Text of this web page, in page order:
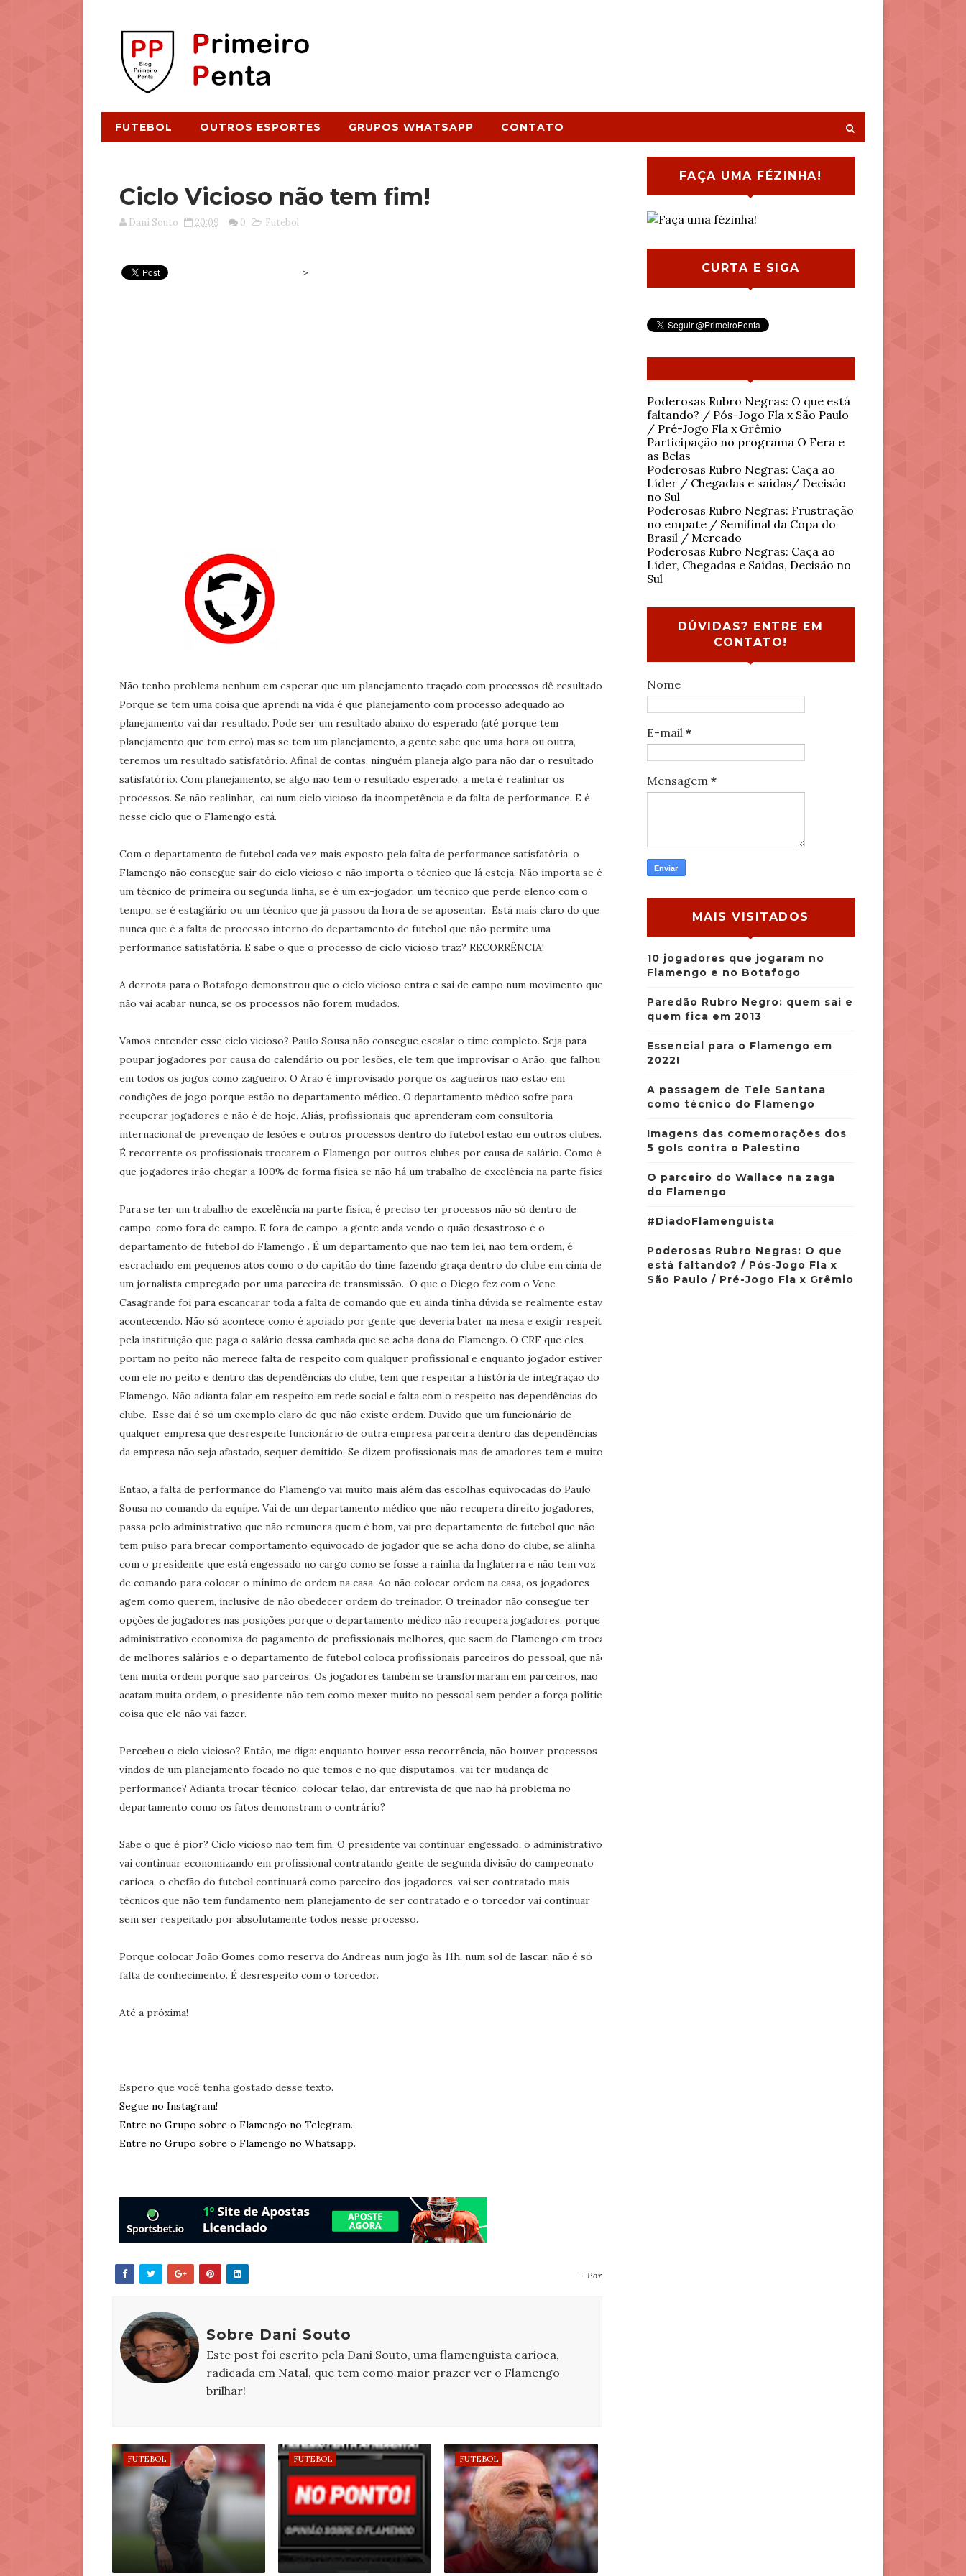
FUTEBOL OUTROS ESPORTES GRUPOS WHATSAPP CONTATO
Ciclo Vicioso não tem fim!
Dani Souto 20:09 0 Futebol
>
Não tenho problema nenhum em esperar que um planejamento traçado com processos dê resultados.
Porque se tem uma coisa que aprendi na vida é que planejamento com processo adequado ao
planejamento vai dar resultado. Pode ser um resultado abaixo do esperado (até porque tem
planejamento que tem erro) mas se tem um planejamento, a gente sabe que uma hora ou outra,
teremos um resultado satisfatório. Afinal de contas, ninguém planeja algo para não dar o resultado
satisfatório. Com planejamento, se algo não tem o resultado esperado, a meta é realinhar os
processos. Se não realinhar, cai num ciclo vicioso da incompetência e da falta de performance. E é
nesse ciclo que o Flamengo está.
Com o departamento de futebol cada vez mais exposto pela falta de performance satisfatória, o
Flamengo não consegue sair do ciclo vicioso e não importa o técnico que lá esteja. Não importa se é
um técnico de primeira ou segunda linha, se é um ex-jogador, um técnico que perde elenco com o
tempo, se é estagiário ou um técnico que já passou da hora de se aposentar. Está mais claro do que
nunca que é a falta de processo interno do departamento de futebol que não permite uma
performance satisfatória. E sabe o que o processo de ciclo vicioso traz? RECORRÊNCIA!
A derrota para o Botafogo demonstrou que o ciclo vicioso entra e sai de campo num movimento que
não vai acabar nunca, se os processos não forem mudados.
Vamos entender esse ciclo vicioso? Paulo Sousa não consegue escalar o time completo. Seja para
poupar jogadores por causa do calendário ou por lesões, ele tem que improvisar o Arão, que falhou
em todos os jogos como zagueiro. O Arão é improvisado porque os zagueiros não estão em
condições de jogo porque estão no departamento médico. O departamento médico sofre para
recuperar jogadores e não é de hoje. Aliás, profissionais que aprenderam com consultoria
internacional de prevenção de lesões e outros processos dentro do futebol estão em outros clubes.
É recorrente os profissionais trocarem o Flamengo por outros clubes por causa de salário. Como é
que jogadores irão chegar a 100% de forma física se não há um trabalho de excelência na parte física?
Para se ter um trabalho de excelência na parte física, é preciso ter processos não só dentro de
campo, como fora de campo. E fora de campo, a gente anda vendo o quão desastroso é o
departamento de futebol do Flamengo . É um departamento que não tem lei, não tem ordem, é
escrachado em pequenos atos como o do capitão do time fazendo graça dentro do clube em cima de
um jornalista empregado por uma parceira de transmissão. O que o Diego fez com o Vene
Casagrande foi para escancarar toda a falta de comando que eu ainda tinha dúvida se realmente estava
acontecendo. Não só acontece como é apoiado por gente que deveria bater na mesa e exigir respeito
pela instituição que paga o salário dessa cambada que se acha dona do Flamengo. O CRF que eles
portam no peito não merece falta de respeito com qualquer profissional e enquanto jogador estiver
com ele no peito e dentro das dependências do clube, tem que respeitar a história de integração do
Flamengo. Não adianta falar em respeito em rede social e falta com o respeito nas dependências do
clube. Esse daí é só um exemplo claro de que não existe ordem. Duvido que um funcionário de
qualquer empresa que desrespeite funcionário de outra empresa parceira dentro das dependências
da empresa não seja afastado, sequer demitido. Se dizem profissionais mas de amadores tem e muito.
Então, a falta de performance do Flamengo vai muito mais além das escolhas equivocadas do Paulo
Sousa no comando da equipe. Vai de um departamento médico que não recupera direito jogadores,
passa pelo administrativo que não remunera quem é bom, vai pro departamento de futebol que não
tem pulso para brecar comportamento equivocado de jogador que se acha dono do clube, se alinha
com o presidente que está engessado no cargo como se fosse a rainha da Inglaterra e não tem voz
de comando para colocar o mínimo de ordem na casa. Ao não colocar ordem na casa, os jogadores
agem como querem, inclusive de não obedecer ordem do treinador. O treinador não consegue ter
opções de jogadores nas posições porque o departamento médico não recupera jogadores, porque o
administrativo economiza do pagamento de profissionais melhores, que saem do Flamengo em troca
de melhores salários e o departamento de futebol coloca profissionais parceiros do pessoal, que não
tem muita ordem porque são parceiros. Os jogadores também se transformaram em parceiros, não
acatam muita ordem, o presidente não tem como mexer muito no pessoal sem perder a força política,
coisa que ele não vai fazer.
Percebeu o ciclo vicioso? Então, me diga: enquanto houver essa recorrência, não houver processos
vindos de um planejamento focado no que temos e no que disputamos, vai ter mudança de
performance? Adianta trocar técnico, colocar telão, dar entrevista de que não há problema no
departamento como os fatos demonstram o contrário?
Sabe o que é pior? Ciclo vicioso não tem fim. O presidente vai continuar engessado, o administrativo
vai continuar economizando em profissional contratando gente de segunda divisão do campeonato
carioca, o chefão do futebol continuará como parceiro dos jogadores, vai ser contratado mais
técnicos que não tem fundamento nem planejamento de ser contratado e o torcedor vai continuar
sem ser respeitado por absolutamente todos nesse processo.
Porque colocar João Gomes como reserva do Andreas num jogo às 11h, num sol de lascar, não é só
falta de conhecimento. É desrespeito com o torcedor.
Até a próxima!
Espero que você tenha gostado desse texto.
Segue no Instagram!
Entre no Grupo sobre o Flamengo no Telegram.
Entre no Grupo sobre o Flamengo no Whatsapp.
- Por
Sobre Dani Souto
Este post foi escrito pela Dani Souto, uma flamenguista carioca,
radicada em Natal, que tem como maior prazer ver o Flamengo
brilhar!
FUTEBOL FUTEBOL FUTEBOL
FAÇA UMA FÉZINHA!
CURTA E SIGA
Poderosas Rubro Negras: O que está
faltando? / Pós-Jogo Fla x São Paulo
/ Pré-Jogo Fla x Grêmio
Participação no programa O Fera e
as Belas
Poderosas Rubro Negras: Caça ao
Líder / Chegadas e saídas/ Decisão
no Sul
Poderosas Rubro Negras: Frustração
no empate / Semifinal da Copa do
Brasil / Mercado
Poderosas Rubro Negras: Caça ao
Líder, Chegadas e Saídas, Decisão no
Sul
DÚVIDAS? ENTRE EM
CONTATO!
Nome
E-mail *
Mensagem *
MAIS VISITADOS
10 jogadores que jogaram no
Flamengo e no Botafogo
Paredão Rubro Negro: quem sai e
quem fica em 2013
Essencial para o Flamengo em
2022!
A passagem de Tele Santana
como técnico do Flamengo
Imagens das comemorações dos
5 gols contra o Palestino
O parceiro do Wallace na zaga
do Flamengo
#DiadoFlamenguista
Poderosas Rubro Negras: O que
está faltando? / Pós-Jogo Fla x
São Paulo / Pré-Jogo Fla x Grêmio